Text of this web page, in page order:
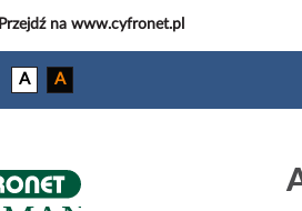
Przejdź na www.cyfronet.pl
A A